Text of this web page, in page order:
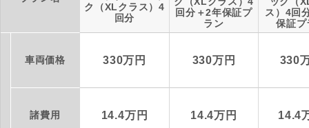
ク（XLクラス）4
回分
回分＋2年保証プ
ラン
ス）4回
保証プ
車両価格 330万円 330万円 330
諸費用 14.4万円 14.4万円 14.4